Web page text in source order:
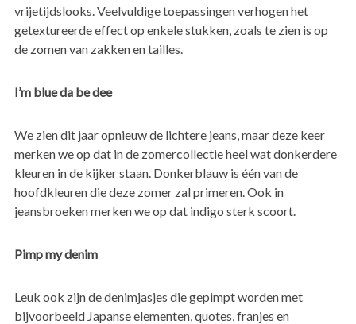
vrijetijdslooks. Veelvuldige toepassingen verhogen het
getextureerde effect op enkele stukken, zoals te zien is op
de zomen van zakken en tailles.
I’m blue da be dee
We zien dit jaar opnieuw de lichtere jeans, maar deze keer
merken we op dat in de zomercollectie heel wat donkerdere
kleuren in de kijker staan. Donkerblauw is één van de
hoofdkleuren die deze zomer zal primeren. Ook in
jeansbroeken merken we op dat indigo sterk scoort.
Pimp my denim
Leuk ook zijn de denimjasjes die gepimpt worden met
bijvoorbeeld Japanse elementen, quotes, franjes en